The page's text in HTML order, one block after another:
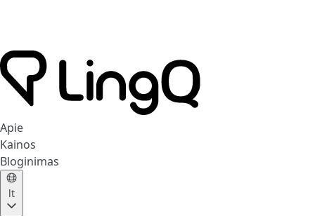
Apie
Kainos
Bloginimas
lt